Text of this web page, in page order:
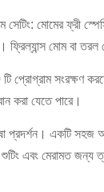
মোমের ফ্রী
ফ্রিল্যান্স মোম বা তরল
প্রোগ্রাম সংরক্ষণ
করা যেতে পারে।
প্রদর্শন। একটি সহজ
এবং মেরামত জন্য